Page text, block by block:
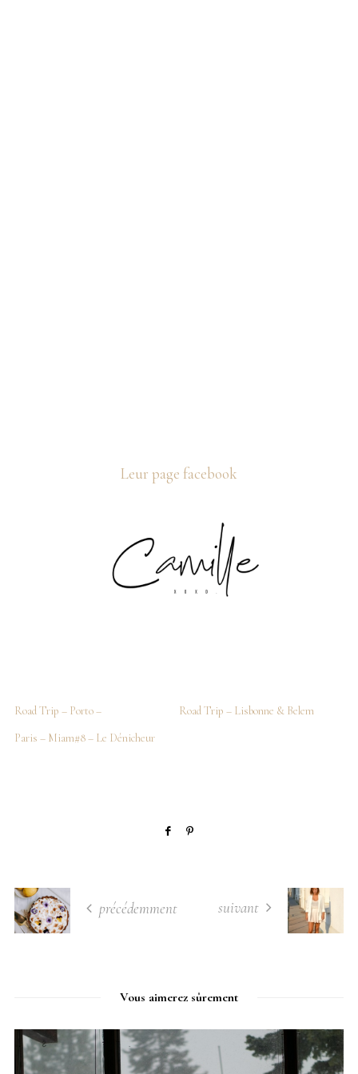
Leur page facebook
Road Trip – Porto –
Road Trip – Lisbonne & Belem
Paris – Miam#8 – Le Dénicheur
précédemment suivant
Vous aimerez sûrement